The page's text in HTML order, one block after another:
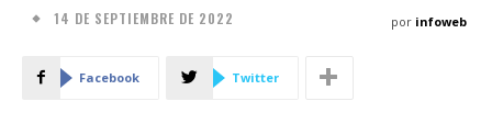
14 DE SEPTIEMBRE DE 2022 por infoweb
Facebook Twitter